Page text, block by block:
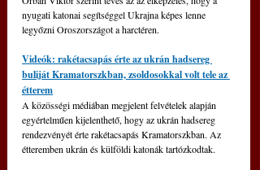
nyugati katonai segítséggel Ukrajna képes lenne
legyőzni Oroszországot a harctéren.
Videók: rakétacsapás érte az ukrán hadsereg
buliját Kramatorszkban, zsoldosokkal volt tele az
étterem
A közösségi médiában megjelent felvételek alapján
egyértelműen kijelenthető, hogy az ukrán hadsereg
rendezvényét érte rakétacsapás Kramatorszkban. Az
étteremben ukrán és külföldi katonák tartózkodtak.